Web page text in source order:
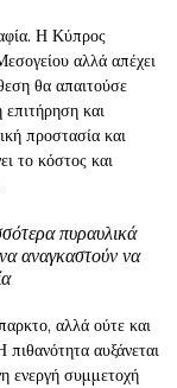
Η Κύπρος
αλλά απέχει
θα απαιτούσε
και
προστασία και
το κόστος και
πυραυλικά
αναγκαστούν να
αλλά ούτε και
αυξάνεται
ενεργή συμμετοχή